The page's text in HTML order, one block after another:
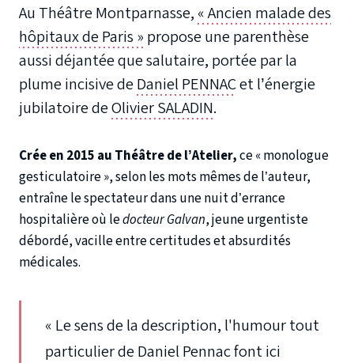
Au Théâtre Montparnasse, « Ancien malade des
hôpitaux de Paris » propose une parenthèse
aussi déjantée que salutaire, portée par la
plume incisive deDaniel PENNACet l’énergie
jubilatoire deOlivier SALADIN.
Crée en 2015 au Théâtre de l’Atelier,ce « monologue
gesticulatoire », selon les mots mêmes de l’auteur,
entraîne le spectateur dans une nuit d’errance
hospitalière où ledocteur Galvan, jeune urgentiste
débordé, vacille entre certitudes et absurdités
médicales.
« Le sens de la description, l'humour tout
particulier de Daniel Pennac font ici